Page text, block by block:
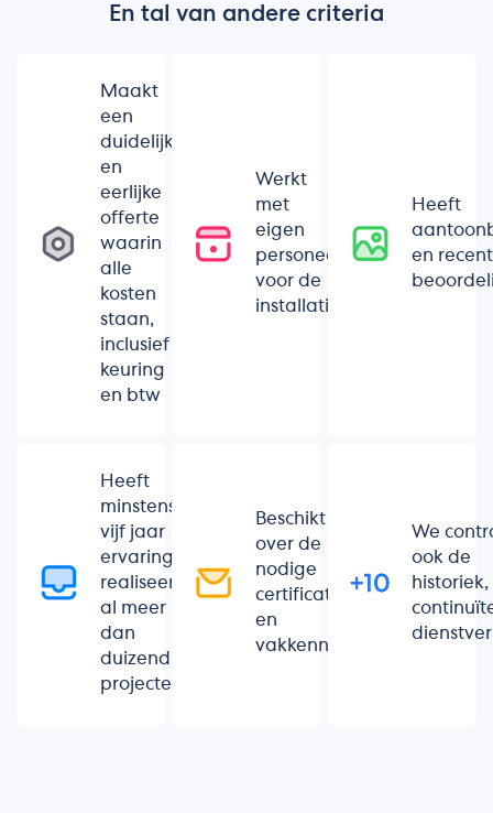
En tal van andere criteria
Maakt
een
duidelijke
en
eerlijke
offerte
waarin
alle
kosten
staan,
inclusief
keuring
en btw
Werkt
met
eigen
personeel
voor de
installatie
Heeft
en
Heeft
minstens
vijf jaar
ervaring of
realiseerde
al meer
dan
duizend
projecten
Beschikt
over de
nodige
certificaten
en
vakkennis
We
ook de
historiek,